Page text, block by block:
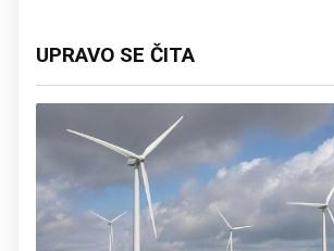
UPRAVO SE ČITA